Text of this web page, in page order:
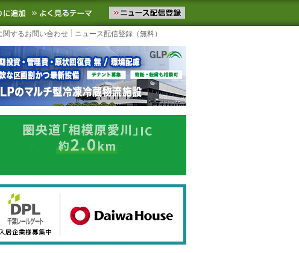
流ニュースをお届けします。物流ニュースメール配信を登録す
お気に入りに追加 よく見るテーマ
関するお問い合わせ ニュース配信登録（無料）